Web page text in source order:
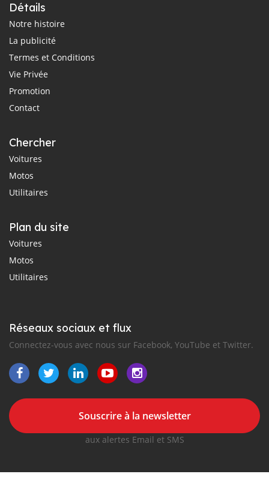
Détails
Notre histoire
La publicité
Termes et Conditions
Vie Privée
Promotion
Contact
Chercher
Voitures
Motos
Utilitaires
Plan du site
Voitures
Motos
Utilitaires
Réseaux sociaux et flux
Connectez-vous avec nous sur Facebook, YouTube et Twitter.
Souscrire à la newsletter
aux alertes Email et SMS